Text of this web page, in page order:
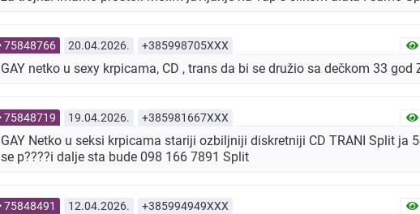
75848766 20.04.2026. +385998705XXX
GAY netko u sexy krpicama, CD , trans da bi se družio sa dečkom 33 god
75848719 19.04.2026. +385981667XXX
GAY Netko u seksi krpicama stariji ozbiljniji diskretniji CD TRANI Split ja
se p????i dalje sta bude 098 166 7891 Split
75848491 12.04.2026. +385994949XXX